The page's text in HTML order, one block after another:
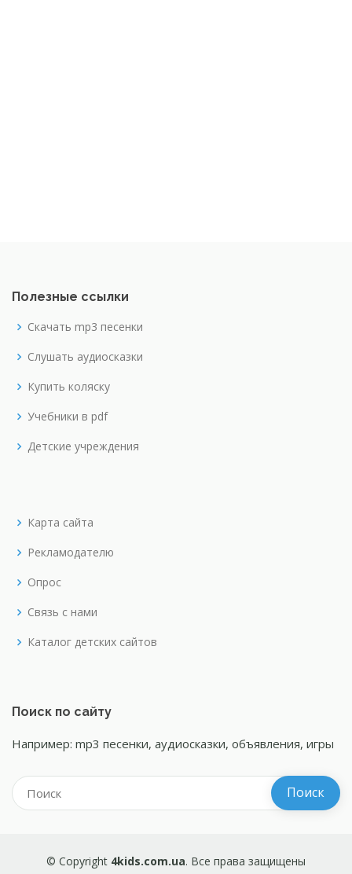
Полезные ссылки
Скачать mp3 песенки
Слушать аудиосказки
Купить коляску
Учебники в pdf
Детские учреждения
Карта сайта
Рекламодателю
Опрос
Связь с нами
Каталог детских сайтов
Поиск по сайту
Например: mp3 песенки, аудиосказки, объявления, игры
© Copyright 4kids.com.ua. Все права защищены